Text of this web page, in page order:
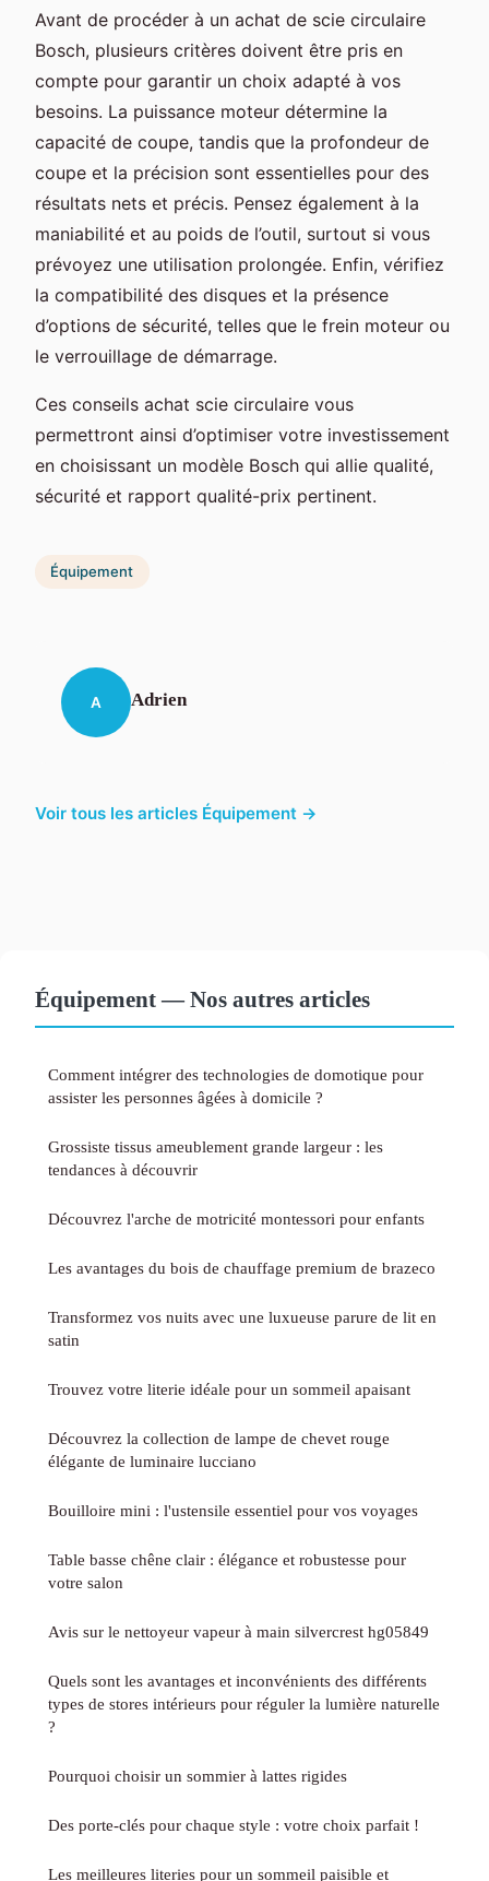
Avant de procéder à un achat de scie circulaire
Bosch, plusieurs critères doivent être pris en
compte pour garantir un choix adapté à vos
besoins. La puissance moteur détermine la
capacité de coupe, tandis que la profondeur de
coupe et la précision sont essentielles pour des
résultats nets et précis. Pensez également à la
maniabilité et au poids de l’outil, surtout si vous
prévoyez une utilisation prolongée. Enfin, vérifiez
la compatibilité des disques et la présence
d’options de sécurité, telles que le frein moteur ou
le verrouillage de démarrage.
Ces conseils achat scie circulaire vous
permettront ainsi d’optimiser votre investissement
en choisissant un modèle Bosch qui allie qualité,
sécurité et rapport qualité-prix pertinent.
Équipement
A Adrien
Voir tous les articles Équipement →
Équipement — Nos autres articles
Comment intégrer des technologies de domotique pour
assister les personnes âgées à domicile ?
Grossiste tissus ameublement grande largeur : les
tendances à découvrir
Découvrez l'arche de motricité montessori pour enfants
Les avantages du bois de chauffage premium de brazeco
Transformez vos nuits avec une luxueuse parure de lit en
satin
Trouvez votre literie idéale pour un sommeil apaisant
Découvrez la collection de lampe de chevet rouge
élégante de luminaire lucciano
Bouilloire mini : l'ustensile essentiel pour vos voyages
Table basse chêne clair : élégance et robustesse pour
votre salon
Avis sur le nettoyeur vapeur à main silvercrest hg05849
Quels sont les avantages et inconvénients des différents
types de stores intérieurs pour réguler la lumière naturelle
?
Pourquoi choisir un sommier à lattes rigides
Des porte-clés pour chaque style : votre choix parfait !
Les meilleures literies pour un sommeil paisible et